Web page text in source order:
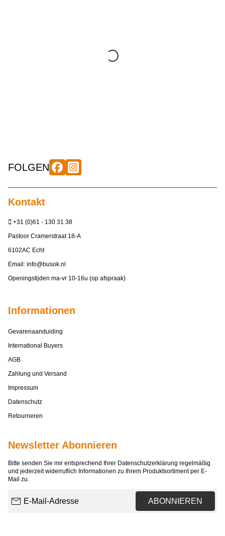
FOLGEN
Kontakt
+31 (0)61 - 130 31 38
Pastoor Cramerstraat 18-A
6102AC Echt
Email: info@busok.nl
Openingstijden ma-vr 10-16u (op afspraak)
Informationen
Gevarenaanduiding
International Buyers
AGB
Zahlung und Versand
Impressum
Datenschutz
Retourneren
Newsletter Abonnieren
Bitte senden Sie mir entsprechend Ihrer Datenschutzerklärung regelmäßig
und jederzeit widerruflich Informationen zu Ihrem Produktsortiment per E-
Mail zu.
ABONNIEREN